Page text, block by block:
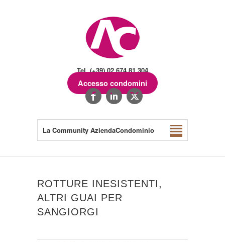
Tel. (+39) 02.674.81.304
Accesso condomini
La Community AziendaCondominio
ROTTURE INESISTENTI,
ALTRI GUAI PER
SANGIORGI